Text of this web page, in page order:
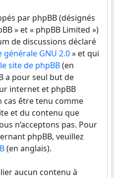
par phpBB (désignés
» et « phpBB Limited »)
de discussions déclaré
GNU 2.0» et qui
le site de phpBB(en
a pour seul but de
internet et phpBB
cas être tenu comme
et du contenu que
n’acceptons pas. Pour
phpBB, veuillez
(en anglais).
aucun contenu à